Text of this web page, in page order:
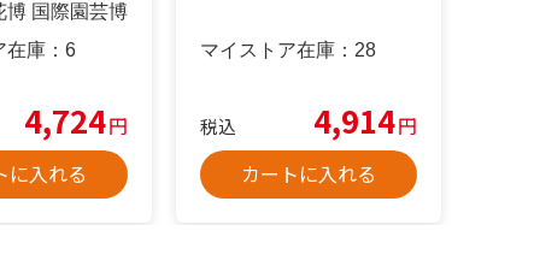
国際園芸博
庫： 6
4,724円
に入れる
マイストア在庫： 28
税込 4,914円
カートに入れる